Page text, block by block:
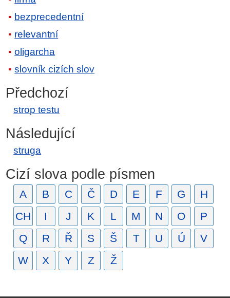
bezprecedentní
relevantní
oligarcha
slovník cizích slov
Předchozí
strop testu
Následující
struga
Cizí slova podle písmen
A B C Č D E F G
H
CH
I J K L M N O
P
Q
R Ř S Š T U Ú
V
W
X Y Z Ž